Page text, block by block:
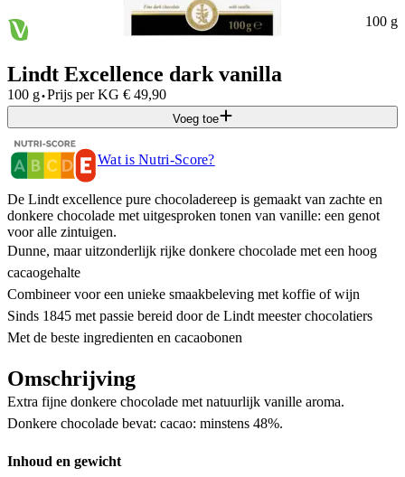
100 g
Lindt Excellence dark vanilla
100 g·Prijs per KG € 49,90
Voeg toe
Wat is Nutri-Score?
De Lindt excellence pure chocoladereep is gemaakt van zachte en
donkere chocolade met uitgesproken tonen van vanille: een genot
voor alle zintuigen.
Dunne, maar uitzonderlijk rijke donkere chocolade met een hoog
cacaogehalte
Combineer voor een unieke smaakbeleving met koffie of wijn
Sinds 1845 met passie bereid door de Lindt meester chocolatiers
Met de beste ingredienten en cacaobonen
Omschrijving
Extra fijne donkere chocolade met natuurlijk vanille aroma.
Donkere chocolade bevat: cacao: minstens 48%.
Inhoud en gewicht